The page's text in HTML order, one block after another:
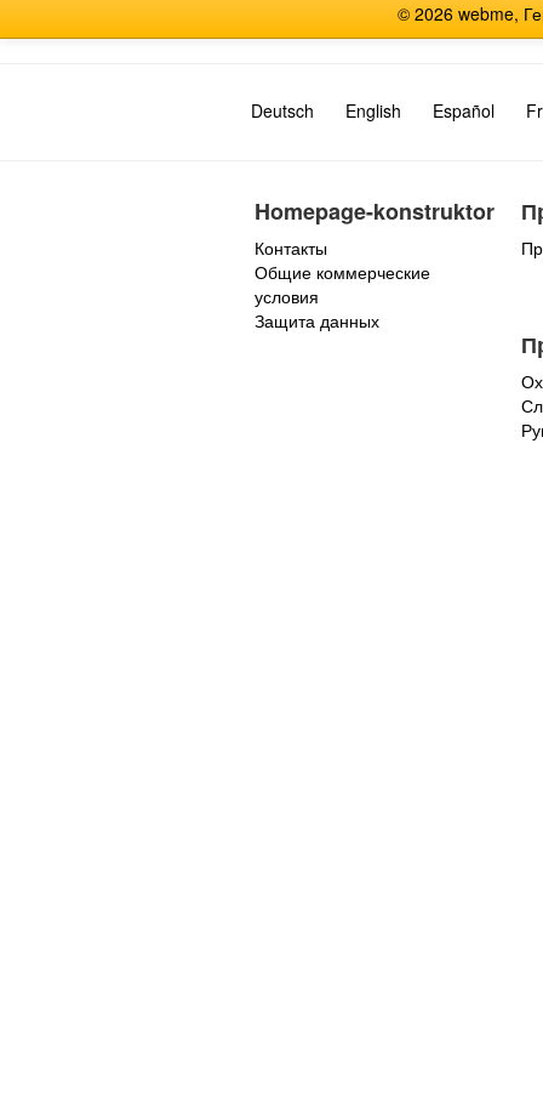
© 2026 webme,
Deutsch English Español
Homepage-konstruktor
Контакты
Общие коммерческие
условия
Защита данных